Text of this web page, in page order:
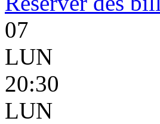
07
LUN
20:30
LUN